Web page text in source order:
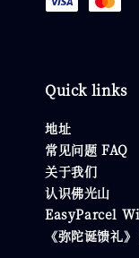
Quick links
地址
常见问题 FAQ
关于我们
认识佛光山
EasyParcel
《弥陀诞馈礼